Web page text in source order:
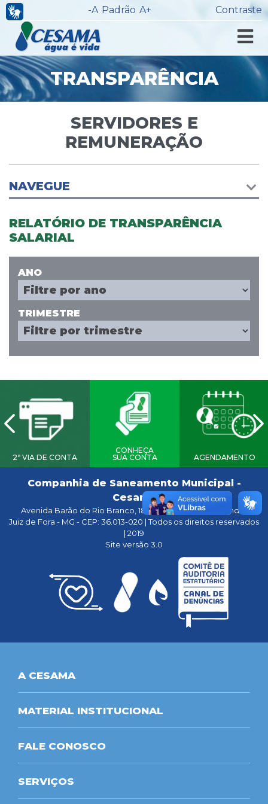
-A Padrão A+ Contraste
TRANSPARÊNCIA
SERVIDORES E
REMUNERAÇÃO
NAVEGUE
RELATÓRIO DE TRANSPARÊNCIA
SALARIAL
ANO
TRIMESTRE
2ª VIA DE CONTA
CONHEÇA
SUA CONTA
AGENDAMENTO
Companhia de Saneamento Municipal -
Cesama
Avenida Barão do Rio Branco, 1843, Centro / 8º ao 11º andar
Juiz de Fora - MG - CEP: 36.013-020 | Todos os direitos reservados
| 2019
Site versão 3.0
A CESAMA
MATERIAL INSTITUCIONAL
FALE CONOSCO
SERVIÇOS